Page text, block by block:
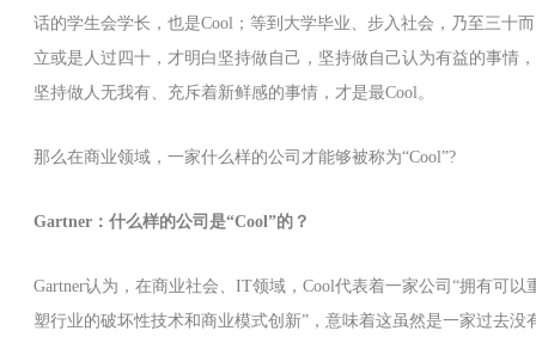
话的学生会学长，也是Cool； 等到大学毕业、步入社会，乃至三十而
立或是人过四十，才明白坚持做自己，坚持做自己认为有益的事情，
坚持做人无我有、充斥着新鲜感的事情，才是最Cool。
那么在商业领域，一家什么样的公司才能够被称为“Cool”?
Gartner：什么样的公司是“Cool”的？
Gartner认为，在商业社会、IT领域，Cool代表着一家公司“拥有可以
塑行业的破坏性技术和商业模式创新”，意味着这虽然是一家过去没